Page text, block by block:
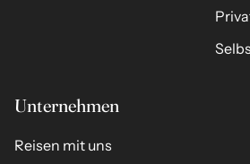
Unternehmen
Reisen mit uns